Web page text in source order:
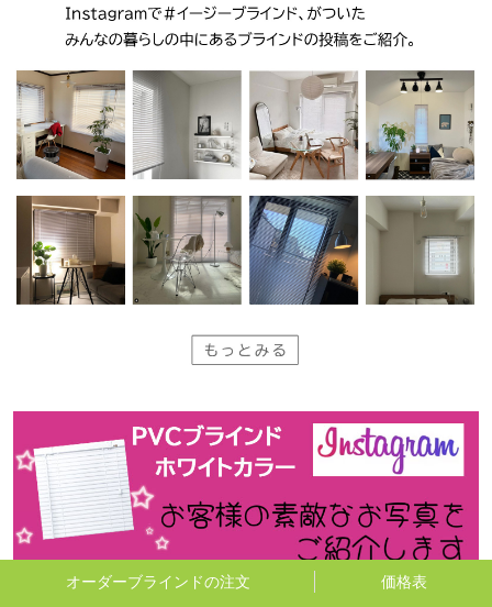
オーダーブラインドの注文 価格表